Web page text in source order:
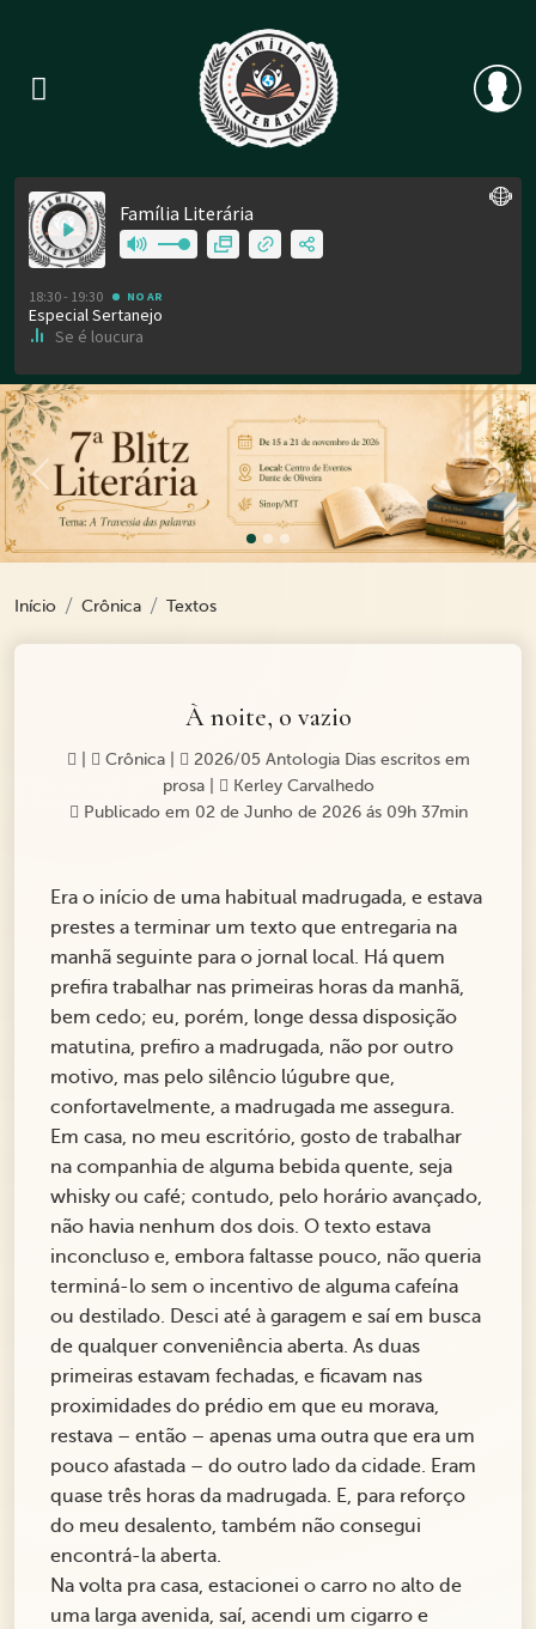
Previous
Início Crônica Textos
À noite, o vazio
Crônica|
2026/05 Antologia Dias escritos em
prosa|
Kerley Carvalhedo
Publicado em 02 de Junho de 2026 ás 09h 37min
Era o início de uma habitual madrugada, e estava
prestes a terminar um texto que entregaria na
manhã seguinte para o jornal local. Há quem
prefira trabalhar nas primeiras horas da manhã,
bem cedo; eu, porém, longe dessa disposição
matutina, prefiro a madrugada, não por outro
motivo, mas pelo silêncio lúgubre que,
confortavelmente, a madrugada me assegura.
Em casa, no meu escritório, gosto de trabalhar
na companhia de alguma bebida quente, seja
whisky ou café; contudo, pelo horário avançado,
não havia nenhum dos dois. O texto estava
inconcluso e, embora faltasse pouco, não queria
terminá-lo sem o incentivo de alguma cafeína
ou destilado. Desci até à garagem e saí em busca
de qualquer conveniência aberta. As duas
primeiras estavam fechadas, e ficavam nas
proximidades do prédio em que eu morava,
restava – então – apenas uma outra que era um
pouco afastada – do outro lado da cidade. Eram
quase três horas da madrugada. E, para reforço
do meu desalento, também não consegui
encontrá-la aberta.
Na volta pra casa, estacionei o carro no alto de
uma larga avenida, saí, acendi um cigarro e